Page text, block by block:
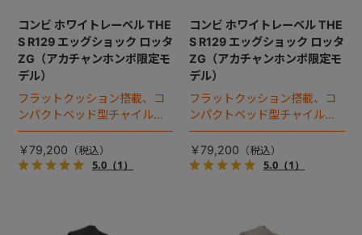
コンビ ホワイトレーベル THE
S R129 エッグショック ロッタ
ZG（アカチャンホンポ限定モ
デル）
フラットクッション搭載、コ
ンパクトベッド型チャイルド
シート（2025年モデル）。
￥79,200
5.0（1）
コンビ ホワイトレーベル THE
S R129 エッグショック ロッタ
ZG（アカチャンホンポ限定モ
デル）
フラットクッション搭載、コ
ンパクトベッド型チャイルド
シート（2025年モデル）。
￥79,200
5.0（1）